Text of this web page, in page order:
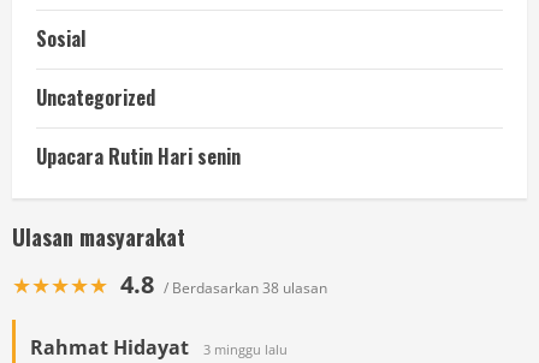
Sosial
Uncategorized
Upacara Rutin Hari senin
Ulasan masyarakat
★★★★★ 4.8 / Berdasarkan 38 ulasan
Rahmat Hidayat 3 minggu lalu